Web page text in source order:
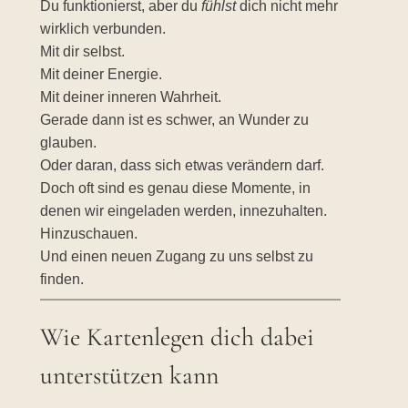
Du funktionierst, aber du fühlstdich nicht mehr
wirklich verbunden.
Mit dir selbst.
Mit deiner Energie.
Mit deiner inneren Wahrheit.
Gerade dann ist es schwer, an Wunder zu
glauben.
Oder daran, dass sich etwas verändern darf.
Doch oft sind es genau diese Momente, in
denen wir eingeladen werden, innezuhalten.
Hinzu­schauen.
Und einen neuen Zugang zu uns selbst zu
finden.
Wie Kartenlegen dich dabei
unterstützen kann